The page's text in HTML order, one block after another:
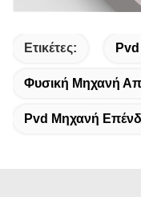
Ετικέτες:
Φυσική Μηχανή
Pvd Μηχανή